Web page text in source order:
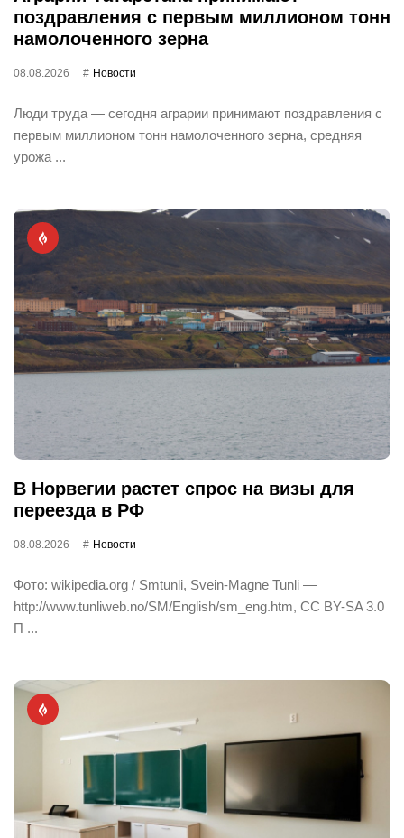
поздравления с первым миллионом тонн
намолоченного зерна
08.08.2026 Новости
Люди труда — сегодня аграрии принимают поздравления с
первым миллионом тонн намолоченного зерна, средняя
урожа ...
В Норвегии растет спрос на визы для
переезда в РФ
08.08.2026 Новости
Фото: wikipedia.org / Smtunli, Svein-Magne Tunli —
http://www.tunliweb.no/SM/English/sm_eng.htm, CC BY-SA 3.0
П ...